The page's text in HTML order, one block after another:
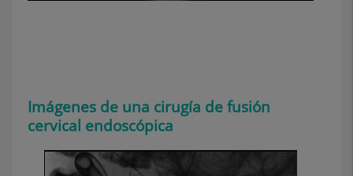
Imágenes de una cirugía de fusión
cervical endoscópica